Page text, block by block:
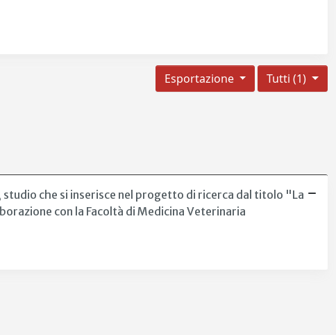
Tutti (1)
Esportazione
che si inserisce nel progetto di ricerca dal titolo "La
con la Facoltà di Medicina Veterinaria